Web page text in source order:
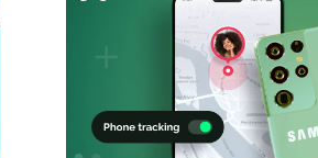
Udostępnij
Kopiuj link